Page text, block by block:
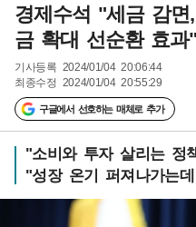
경제수석 "세금 감
금 확대 선순환 효과"
기사등록 2024/01/04 20:06:44
최종수정 2024/01/04 20:55:29
구글에서 선호하는 매체로 추가
"소비와 투자 살리는 정
"성장 온기 퍼져나가는